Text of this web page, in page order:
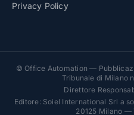
Privacy Policy
© Office Automation —
Tribunale di Milano
Direttore
Editore: Soiel International Srl a
20125 Milano —